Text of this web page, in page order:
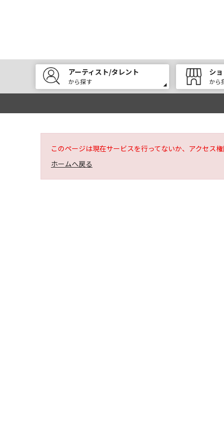
アーティスト/タレント
から探す
シ
から
このページは現在サービスを行ってないか、アクセス権
ホームへ戻る